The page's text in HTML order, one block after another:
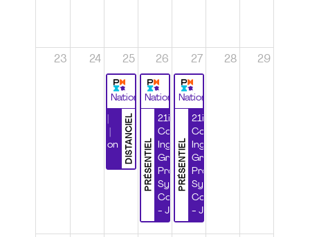
23 24 25
National
DISTANCIEL
Certification
26
National
PRÉSENTIEL
21ième
Congrès
Ingénierie
Grands
Projets et
Systèmes
Complexes
- Jour 1
27
National
PRÉSENTIEL
21ième
Congrès
Ingénierie
Grands
Projets et
Systèmes
Complexes
- Jour 2
28 29